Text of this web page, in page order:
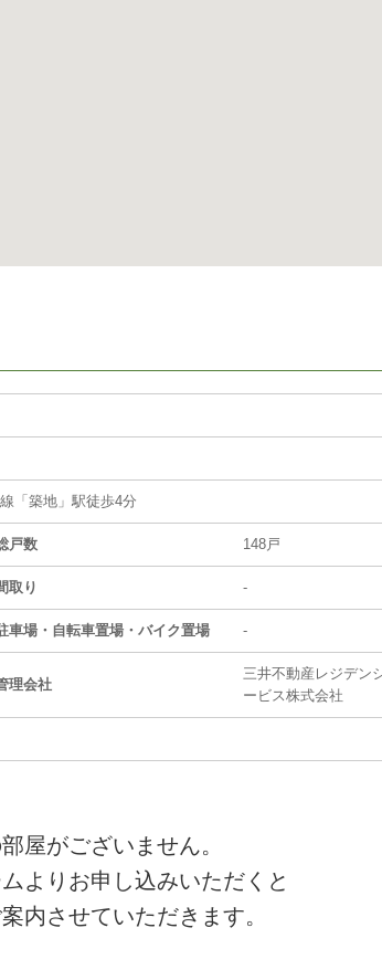
「築地」駅徒歩4分
戸数 148戸
取り -
⾞場・⾃転⾞置場・バイク置場 -
理会社
三井不動産レジデン
ービス株式会社
屋がございません。
よりお申し込みいただくと
内させていただきます。